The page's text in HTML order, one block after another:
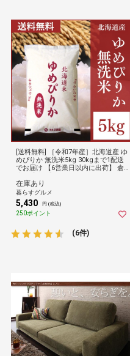
[送料無料] ［令和7年産］北海道産 ゆ
めぴりか 無洗米5kg 30kgまで1配送
でお届け 【6営業日以内に出荷】 倉
在庫あり
暮らすグルメ
5,430 円 (税込)
250ポイント
(6件)